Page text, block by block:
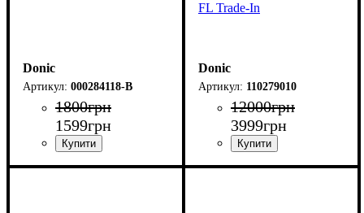
Donic
000284118-B
1800грн
1599грн
FL Trade-In
Donic
110279010
12000грн
3999грн